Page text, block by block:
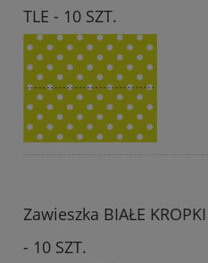
TLE - 10 SZT.
Zawieszka BIAŁE
- 10 SZT.